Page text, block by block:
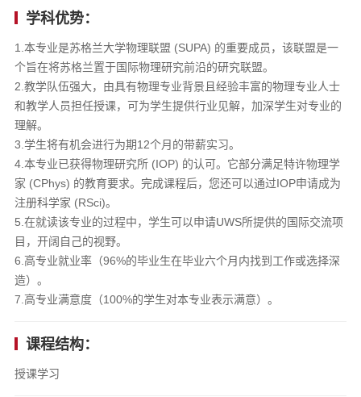
学科优势：
1.本专业是苏格兰大学物理联盟 (SUPA) 的重要成员，该联盟是一
个旨在将苏格兰置于国际物理研究前沿的研究联盟。
2.教学队伍强大，由具有物理专业背景且经验丰富的物理专业人士
和教学人员担任授课，可为学生提供行业见解，加深学生对专业的
理解。
3.学生将有机会进行为期12个月的带薪实习。
4.本专业已获得物理研究所 (IOP) 的认可。它部分满足特许物理学
家 (CPhys) 的教育要求。完成课程后，您还可以通过IOP申请成为
注册科学家 (RSci)。
5.在就读该专业的过程中，学生可以申请UWS所提供的国际交流项
目，开阔自己的视野。
6.高专业就业率（96%的毕业生在毕业六个月内找到工作或选择深
造）。
7.高专业满意度（100%的学生对本专业表示满意）。
课程结构：
授课学习